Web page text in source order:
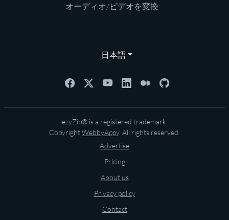
オーディオ/ビデオを変換
日本語
ezyZip® is a registered trademark.
CopyrightWebbyAppy. All rights reserved.
Advertise
Pricing
About us
Privacy policy
Contact